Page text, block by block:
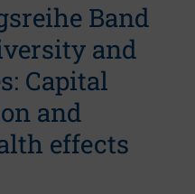
Band
and
Capital
and
effects